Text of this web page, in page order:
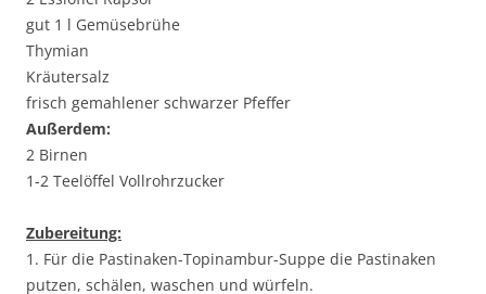
gut 1 l Gemüsebrühe
Thymian
Kräutersalz
frisch gemahlener schwarzer Pfeffer
Außerdem:
2 Birnen
1-2 Teelöffel Vollrohrzucker
Zubereitung:
1. Für die Pastinaken-Topinambur-Suppe die Pastinaken
putzen, schälen, waschen und würfeln.